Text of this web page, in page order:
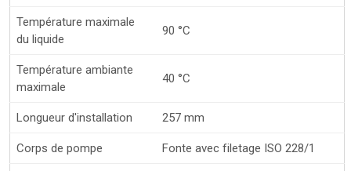
Température maximale
du liquide
90 °C
Température ambiante
maximale
40 °C
Longueur d'installation 257 mm
Corps de pompe Fonte avec filetage ISO 228/1